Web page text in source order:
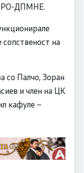
ДПМНЕ.
сопственост на
со Палчо, Зоран
и член на ЦК
кафуле –